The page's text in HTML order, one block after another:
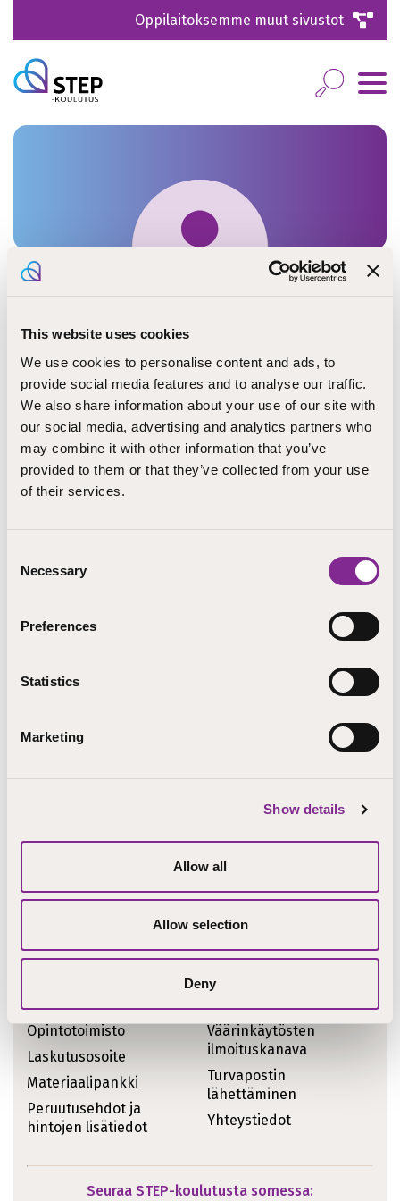
This website uses cookies
We use cookies to personalise content and ads, to
provide social media features and to analyse our traffic.
We also share information about your use of our site with
our social media, advertising and analytics partners who
may combine it with other information that you’ve
provided to them or that they’ve collected from your use
of their services.
Selection
Necessary
Preferences
Statistics
Marketing
Show details
Allow all
Allow selection
Deny
Oppilaitoksemme muut sivustot
Anne Mannelin
opettaja
Pieksämäki
Kirjoitukset
Meistä sanottua
Tapahtumat
Uutiskirje
Opintotoimisto
Laskutusosoite
Materiaalipankki
Peruutusehdot ja
hintojen lisätiedot
Väärinkäytösten
ilmoituskanava
Turvapostin
lähettäminen
Yhteystiedot
Seuraa STEP-koulutusta somessa: